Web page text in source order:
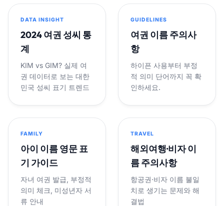
DATA INSIGHT
2024 여권 성씨 통
계
KIM vs GIM? 실제 여
권 데이터로 보는 대한
민국 성씨 표기 트렌드
GUIDELINES
여권 이름 주의사
항
하이픈 사용부터 부정
적 의미 단어까지 꼭 확
인하세요.
FAMILY
아이 이름 영문 표
기 가이드
자녀 여권 발급, 부정적
의미 체크, 미성년자 서
류 안내
TRAVEL
해외여행·비자 이
름 주의사항
항공권·비자 이름 불일
치로 생기는 문제와 해
결법